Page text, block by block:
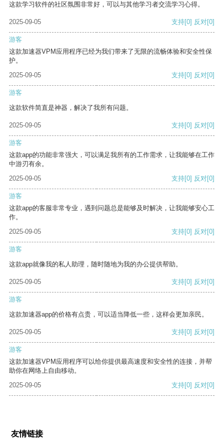
这款学习软件的社区氛围非常好，可以与其他学习者交流学习心得。
2025-09-05 支持[0] 反对[0]
游客
这款加速器VPM应用程序已经为我们带来了无限的流畅体验和安全性保
护。
2025-09-05
支持[0] 反对[0]
游客
这款软件简直是神器，解决了我所有问题。
2025-09-05 支持[0] 反对[0]
游客
这款app的功能非常强大，可以满足我所有的工作需求，让我能够在工作
中游刃有余。
2025-09-05
支持[0] 反对[0]
游客
这款app的客服非常专业，遇到问题总是能够及时解决，让我能够安心工
作。
2025-09-05
支持[0] 反对[0]
游客
这款app就像我的私人助理，随时随地为我的办公提供帮助。
2025-09-05 支持[0] 反对[0]
游客
这款加速器app的价格有点贵，可以适当降低一些，这样会更加亲民。
2025-09-05 支持[0] 反对[0]
游客
这款加速器VPM应用程序可以给你提供最高速度和安全性的连接，并帮
助你在网络上自由移动。
2025-09-05
支持[0] 反对[0]
友情链接